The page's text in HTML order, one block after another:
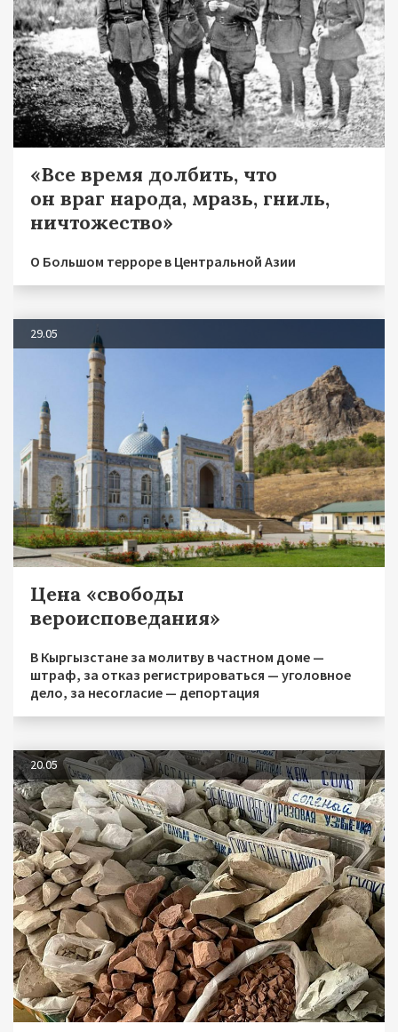
«Все время долбить, что
он враг народа, мразь, гниль,
ничтожество»
О Большом терроре в Центральной Азии
29.05
Цена «свободы
вероисповедания»
В Кыргызстане за молитву в частном доме —
штраф, за отказ регистрироваться — уголовное
дело, за несогласие — депортация
20.05